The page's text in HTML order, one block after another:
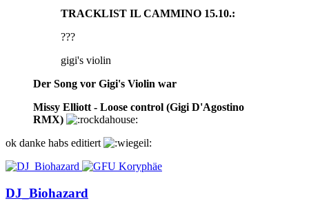
TRACKLIST IL CAMMINO 15.10.:
???
gigi's violin
Der Song vor Gigi's Violin war
Missy Elliott - Loose control (Gigi D'Agostino
RMX)
ok danke habs editiert
DJ_Biohazard